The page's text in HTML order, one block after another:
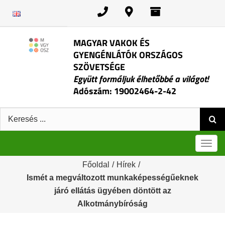
MAGYAR VAKOK ÉS
GYENGÉNLÁTÓK ORSZÁGOS
SZÖVETSÉGE
Együtt formáljuk élhetőbbé a világot!
Adószám: 19002464-2-42
Keresés:
Főoldal / Hírek /
Ismét a megváltozott munkaképességűeknek
járó ellátás ügyében döntött az
Alkotmánybíróság